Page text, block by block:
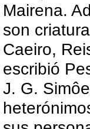
Mairena.
son
Caeiro,
escribió
J. G.